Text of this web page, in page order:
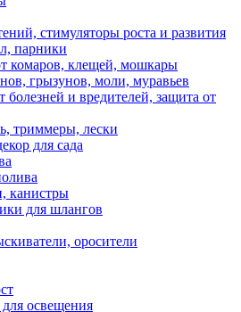
стимуляторы роста и развития
парники
комаров, клещей, мошкары
грызунов, моли, муравьев
болезней и вредителей, защита от
триммеры, лески
для сада
канистры
для шлангов
оросители
освещения